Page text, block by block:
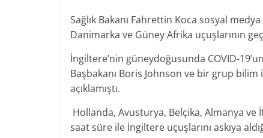
Sağlık Bakanı Fahrettin Koca sosyal
Danimarka ve Güney Afrika uçuşlarının
İngiltere’nin güneydoğusunda COVID-
Başbakanı Boris Johnson ve bir grup
açıklamıştı.
Hollanda, Avusturya, Belçika, Almanya
saat süre ile İngiltere uçuşlarını askıya